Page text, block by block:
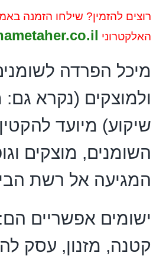
רוצים להזמין? שילחו הזמנה
האלקטרוני
מיכל הפרדה
ולמוצקים (נקרא גם:
שיקוע) מיועד
השומנים, מוצקים
המגיעה אל רשת
ישומים אפשריים
קטנה, מזנון, עסק